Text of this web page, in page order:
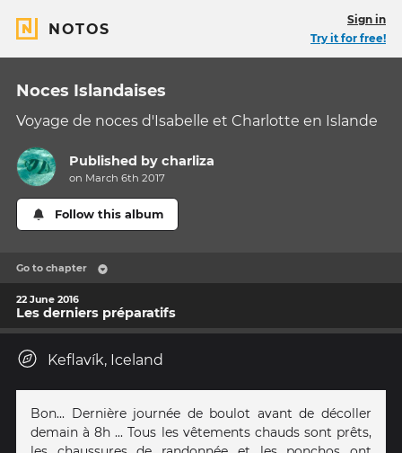
NOTOS
Sign in
Try it for free!
Noces Islandaises
Voyage de noces d'Isabelle et Charlotte en Islande
Published bycharliza
on March 6th 2017
Follow this album
Go to chapter
22 June 2016
Les derniers préparatifs
Keflavík, Iceland
Bon... Dernière journée de boulot avant de décoller
demain à 8h ... Tous les vêtements chauds sont prêts,